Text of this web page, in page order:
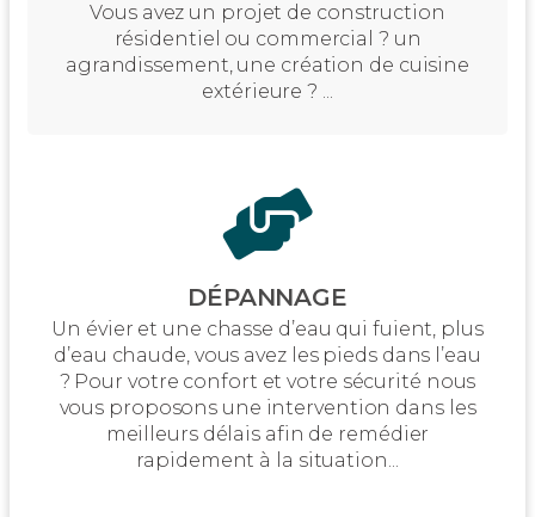
Vous avez un projet de construction
résidentiel ou commercial ? un
agrandissement, une création de cuisine
extérieure ? ...
DÉPANNAGE
Un évier et une chasse d’eau qui fuient, plus
d’eau chaude, vous avez les pieds dans l’eau
? Pour votre confort et votre sécurité nous
vous proposons une intervention dans les
meilleurs délais afin de remédier
rapidement à la situation...